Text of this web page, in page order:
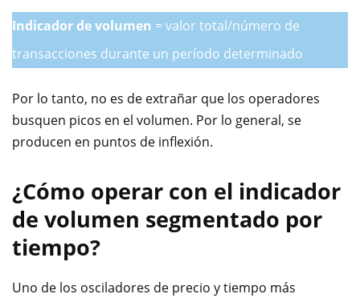
Indicador de volumen = valor total/número de
transacciones durante un período determinado
Por lo tanto, no es de extrañar que los operadores
busquen picos en el volumen. Por lo general, se
producen en puntos de inflexión.
¿Cómo operar con el indicador
de volumen segmentado por
tiempo?
Uno de los osciladores de precio y tiempo más